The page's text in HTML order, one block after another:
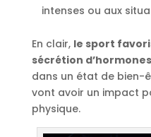
intenses ou aux
En clair, le sport
sécrétion d’hormones
dans un état de bien-
vont avoir un impact
physique.